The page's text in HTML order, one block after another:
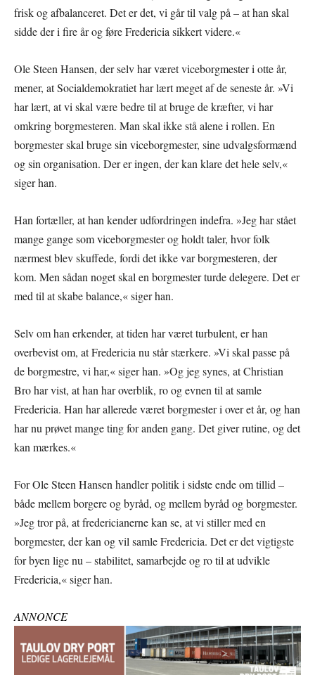
frisk og afbalanceret. Det er det, vi går til valg på – at han skal
sidde der i fire år og føre Fredericia sikkert videre.«
Ole Steen Hansen, der selv har været viceborgmester i otte år,
mener, at Socialdemokratiet har lært meget af de seneste år. »Vi
har lært, at vi skal være bedre til at bruge de kræfter, vi har
omkring borgmesteren. Man skal ikke stå alene i rollen. En
borgmester skal bruge sin viceborgmester, sine udvalgsformænd
og sin organisation. Der er ingen, der kan klare det hele selv,«
siger han.
Han fortæller, at han kender udfordringen indefra. »Jeg har stået
mange gange som viceborgmester og holdt taler, hvor folk
nærmest blev skuffede, fordi det ikke var borgmesteren, der
kom. Men sådan noget skal en borgmester turde delegere. Det er
med til at skabe balance,« siger han.
Selv om han erkender, at tiden har været turbulent, er han
overbevist om, at Fredericia nu står stærkere. »Vi skal passe på
de borgmestre, vi har,« siger han. »Og jeg synes, at Christian
Bro har vist, at han har overblik, ro og evnen til at samle
Fredericia. Han har allerede været borgmester i over et år, og han
har nu prøvet mange ting for anden gang. Det giver rutine, og det
kan mærkes.«
For Ole Steen Hansen handler politik i sidste ende om tillid –
både mellem borgere og byråd, og mellem byråd og borgmester.
»Jeg tror på, at fredericianerne kan se, at vi stiller med en
borgmester, der kan og vil samle Fredericia. Det er det vigtigste
for byen lige nu – stabilitet, samarbejde og ro til at udvikle
Fredericia,« siger han.
ANNONCE